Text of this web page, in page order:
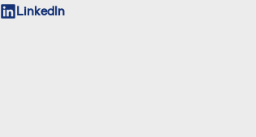
LinkedIn